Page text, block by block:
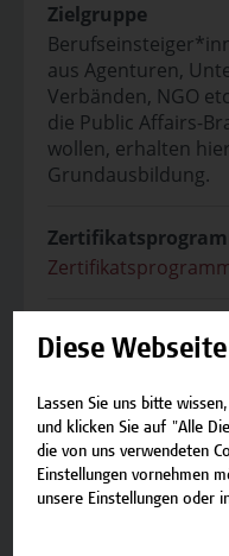
Zielgruppe
aus Agenturen,
Verbänden, NGO
die Public Affairs-
wollen, erhalten
Grundausbildung.
Abschluss
Das
Abschlussarbeit
erfolgreicher
die
Affairs Practitioner“
Diese
Lassen Sie uns bitte
und klicken Sie auf "Alle
die von uns verwendeten
Einstellungen vornehmen
unsere Einstellungen oder